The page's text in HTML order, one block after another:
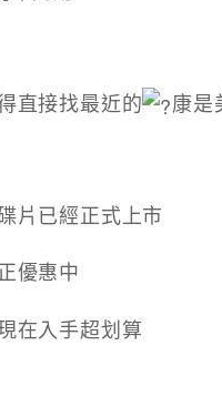
直接找最近的 康是
片已經正式上市
優惠中
在入手超划算